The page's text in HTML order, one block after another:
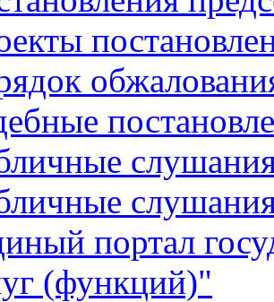
портал
(функций)"